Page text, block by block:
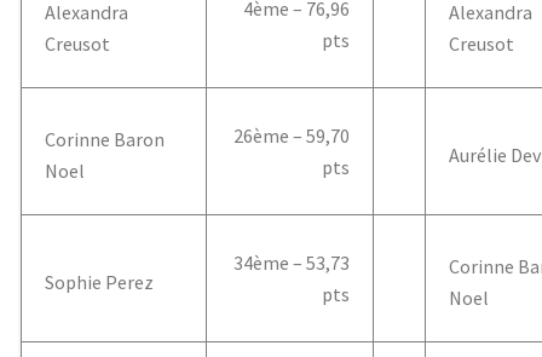
Alexandra
Creusot
4ème – 76,96
pts
Alexandra
Creusot
Corinne Baron
Noel
26ème – 59,70
pts
Aurélie
Sophie Perez
34ème – 53,73
pts
Corinne
Noel